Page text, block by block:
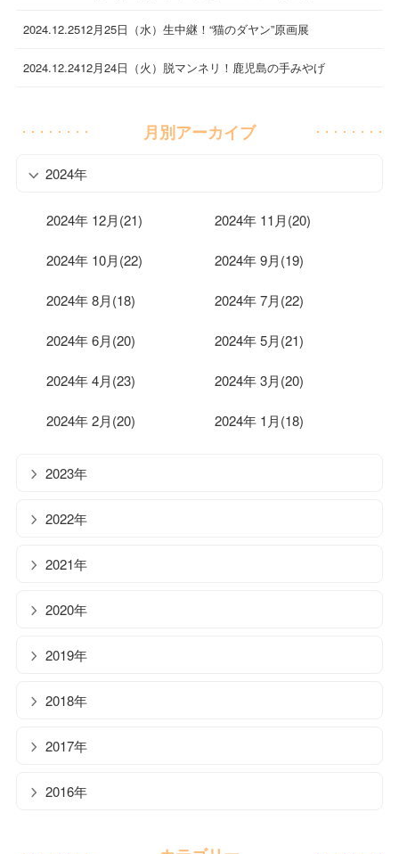
2024.12.2512月25日（水）生中継！“猫のダヤン”原画展
2024.12.2412月24日（火）脱マンネリ！鹿児島の手みやげ
月別アーカイブ
2024年
2024年 12月(21) 2024年 11月(20)
2024年 10月(22) 2024年 9月(19)
2024年 8月(18) 2024年 7月(22)
2024年 6月(20) 2024年 5月(21)
2024年 4月(23) 2024年 3月(20)
2024年 2月(20) 2024年 1月(18)
2023年
2022年
2021年
2020年
2019年
2018年
2017年
2016年